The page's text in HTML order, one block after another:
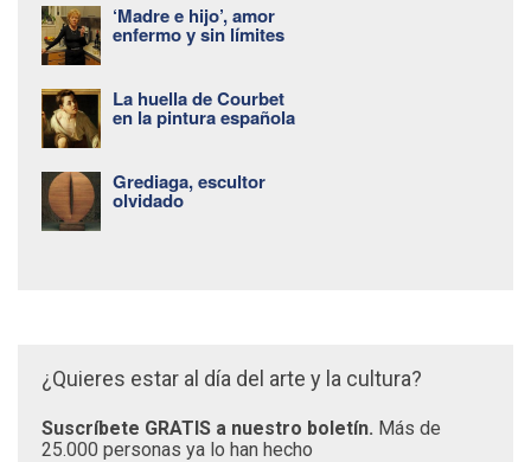
‘Madre e hijo’, amor
enfermo y sin límites
La huella de Courbet
en la pintura española
Grediaga, escultor
olvidado
¿Quieres estar al día del arte y la cultura?
Suscríbete GRATIS a nuestro boletín. Más de
25.000 personas ya lo han hecho